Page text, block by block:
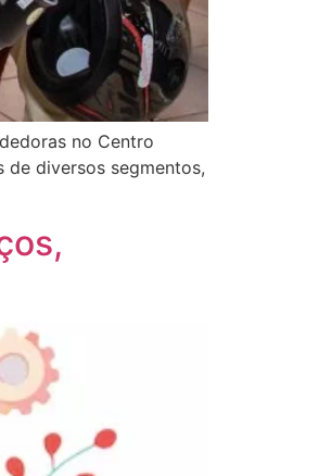
no Centro
diversos segmentos,